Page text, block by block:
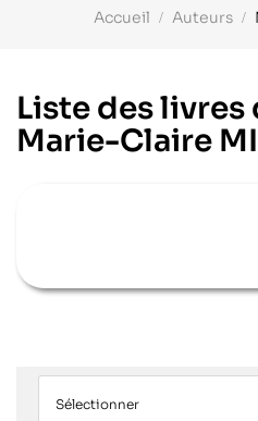
Accueil Auteurs
Liste des livres
Marie-Claire
Sélectionner